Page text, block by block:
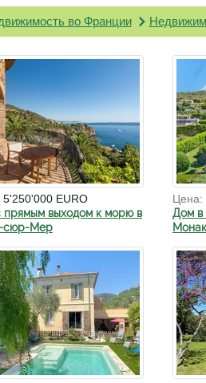
во Франции
5'250'000 EURO
прямым выходом к морю в
сюр-Мер
Цена:
Дом в